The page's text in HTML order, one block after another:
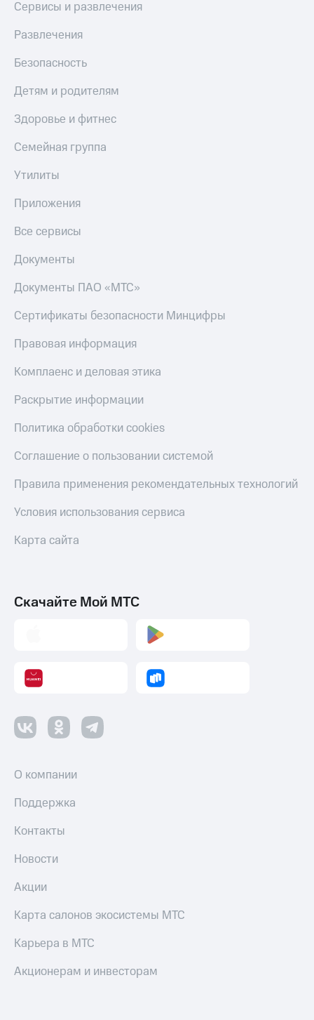
Сервисы и развлечения
Развлечения
Безопасность
Детям и родителям
Здоровье и фитнес
Семейная группа
Утилиты
Приложения
Все сервисы
Документы
Документы ПАО «МТС»
Сертификаты безопасности Минцифры
Правовая информация
Комплаенс и деловая этика
Раскрытие информации
Политика обработки cookies
Соглашение о пользовании системой
Правила применения рекомендательных технологий
Условия использования сервиса
Карта сайта
Скачайте Мой МТС
О компании
Поддержка
Контакты
Новости
Акции
Карта салонов экосистемы МТС
Карьера в МТС
Акционерам и инвесторам